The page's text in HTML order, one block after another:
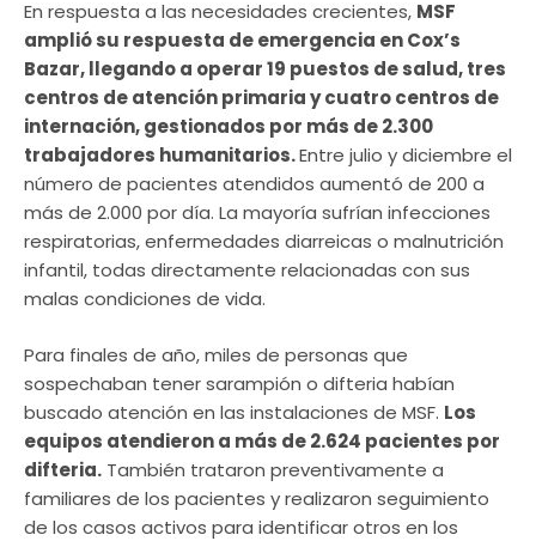
En respuesta a las necesidades crecientes, MSF
amplió su respuesta de emergencia en Cox’s
Bazar, llegando a operar 19 puestos de salud, tres
centros de atención primaria y cuatro centros de
internación, gestionados por más de 2.300
trabajadores humanitarios.Entre julio y diciembre el
número de pacientes atendidos aumentó de 200 a
más de 2.000 por día. La mayoría sufrían infecciones
respiratorias, enfermedades diarreicas o malnutrición
infantil, todas directamente relacionadas con sus
malas condiciones de vida.
Para finales de año, miles de personas que
sospechaban tener sarampión o difteria habían
buscado atención en las instalaciones de MSF. Los
equipos atendieron a más de 2.624 pacientes por
difteria. También trataron preventivamente a
familiares de los pacientes y realizaron seguimiento
de los casos activos para identificar otros en los